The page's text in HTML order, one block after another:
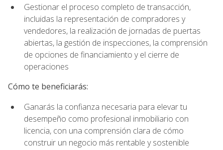
Gestionar el proceso completo de transacción,
incluidas la representación de compradores y
vendedores, la realización de jornadas de puertas
abiertas, la gestión de inspecciones, la comprensión
de opciones de financiamiento y el cierre de
operaciones
Cómo te beneficiarás:
Ganarás la confianza necesaria para elevar tu
desempeño como profesional inmobiliario con
licencia, con una comprensión clara de cómo
construir un negocio más rentable y sostenible